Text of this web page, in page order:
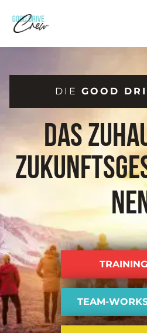
Inhalt
springen
DIE GOOD
Das
TEAM-